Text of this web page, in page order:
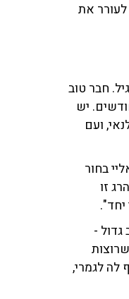
לעורר את
הבכור שהיה מבוגר ממני בשנתיים נהרג כצוער בבה"ד 1 בתרגיל. חבר טוב
יש
ועם
בחור
זו
יחד".
-
לה לגמרי,